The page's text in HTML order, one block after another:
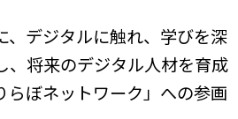
、デジタルに触れ、学びを深
、将来のデジタル人材を育成
らぼネットワーク」への参画